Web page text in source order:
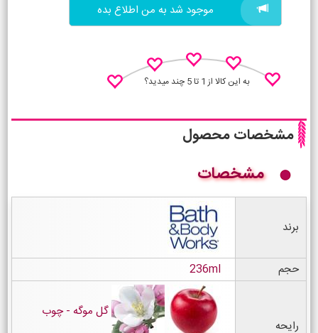
موجود شد به من اطلاع بده
به این کالا از 1 تا 5 چند میدید؟
مشخصات محصول
مشخصات
برند
حجم 236ml
رایحه
گل موگه - چوب